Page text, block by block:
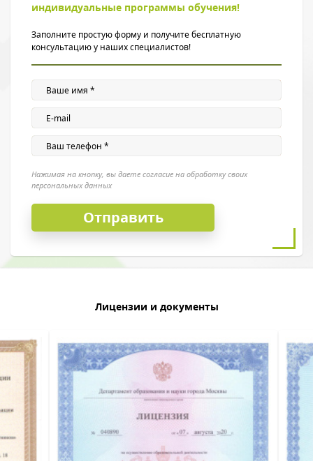
индивидуальные программы обучения!
Заполните простую форму и получите бесплатную
консультацию у наших специалистов!
Нажимая на кнопку, вы даете согласие на обработку своих
персональных данных
Лицензии и документы